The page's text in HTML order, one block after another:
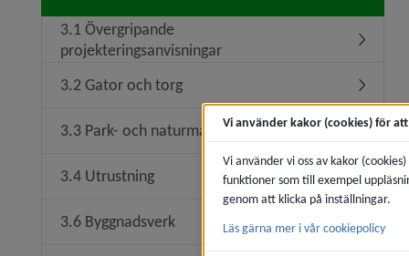
3.1 Övergripande
projekteringsanvisningar
3.2 Gator och torg
3.3 Park- och naturmark
3.4 Utrustning
3.6 Byggnadsverk
Vi använder kakor (cookies) för
Vi använder vi oss av kakor
funktioner som till exempel
genom att klicka på inställningar.
Läs gärna mer i vår cookiepolicy